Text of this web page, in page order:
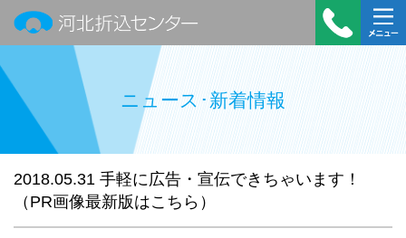
河北折込センター
メニュ
ー
受付時
間：平
日
9:00～
18:00
TEL：
022-
ニュース･新着情報
2018.05.31 手軽に広告・宣伝できちゃいます！
（PR画像最新版はこちら）